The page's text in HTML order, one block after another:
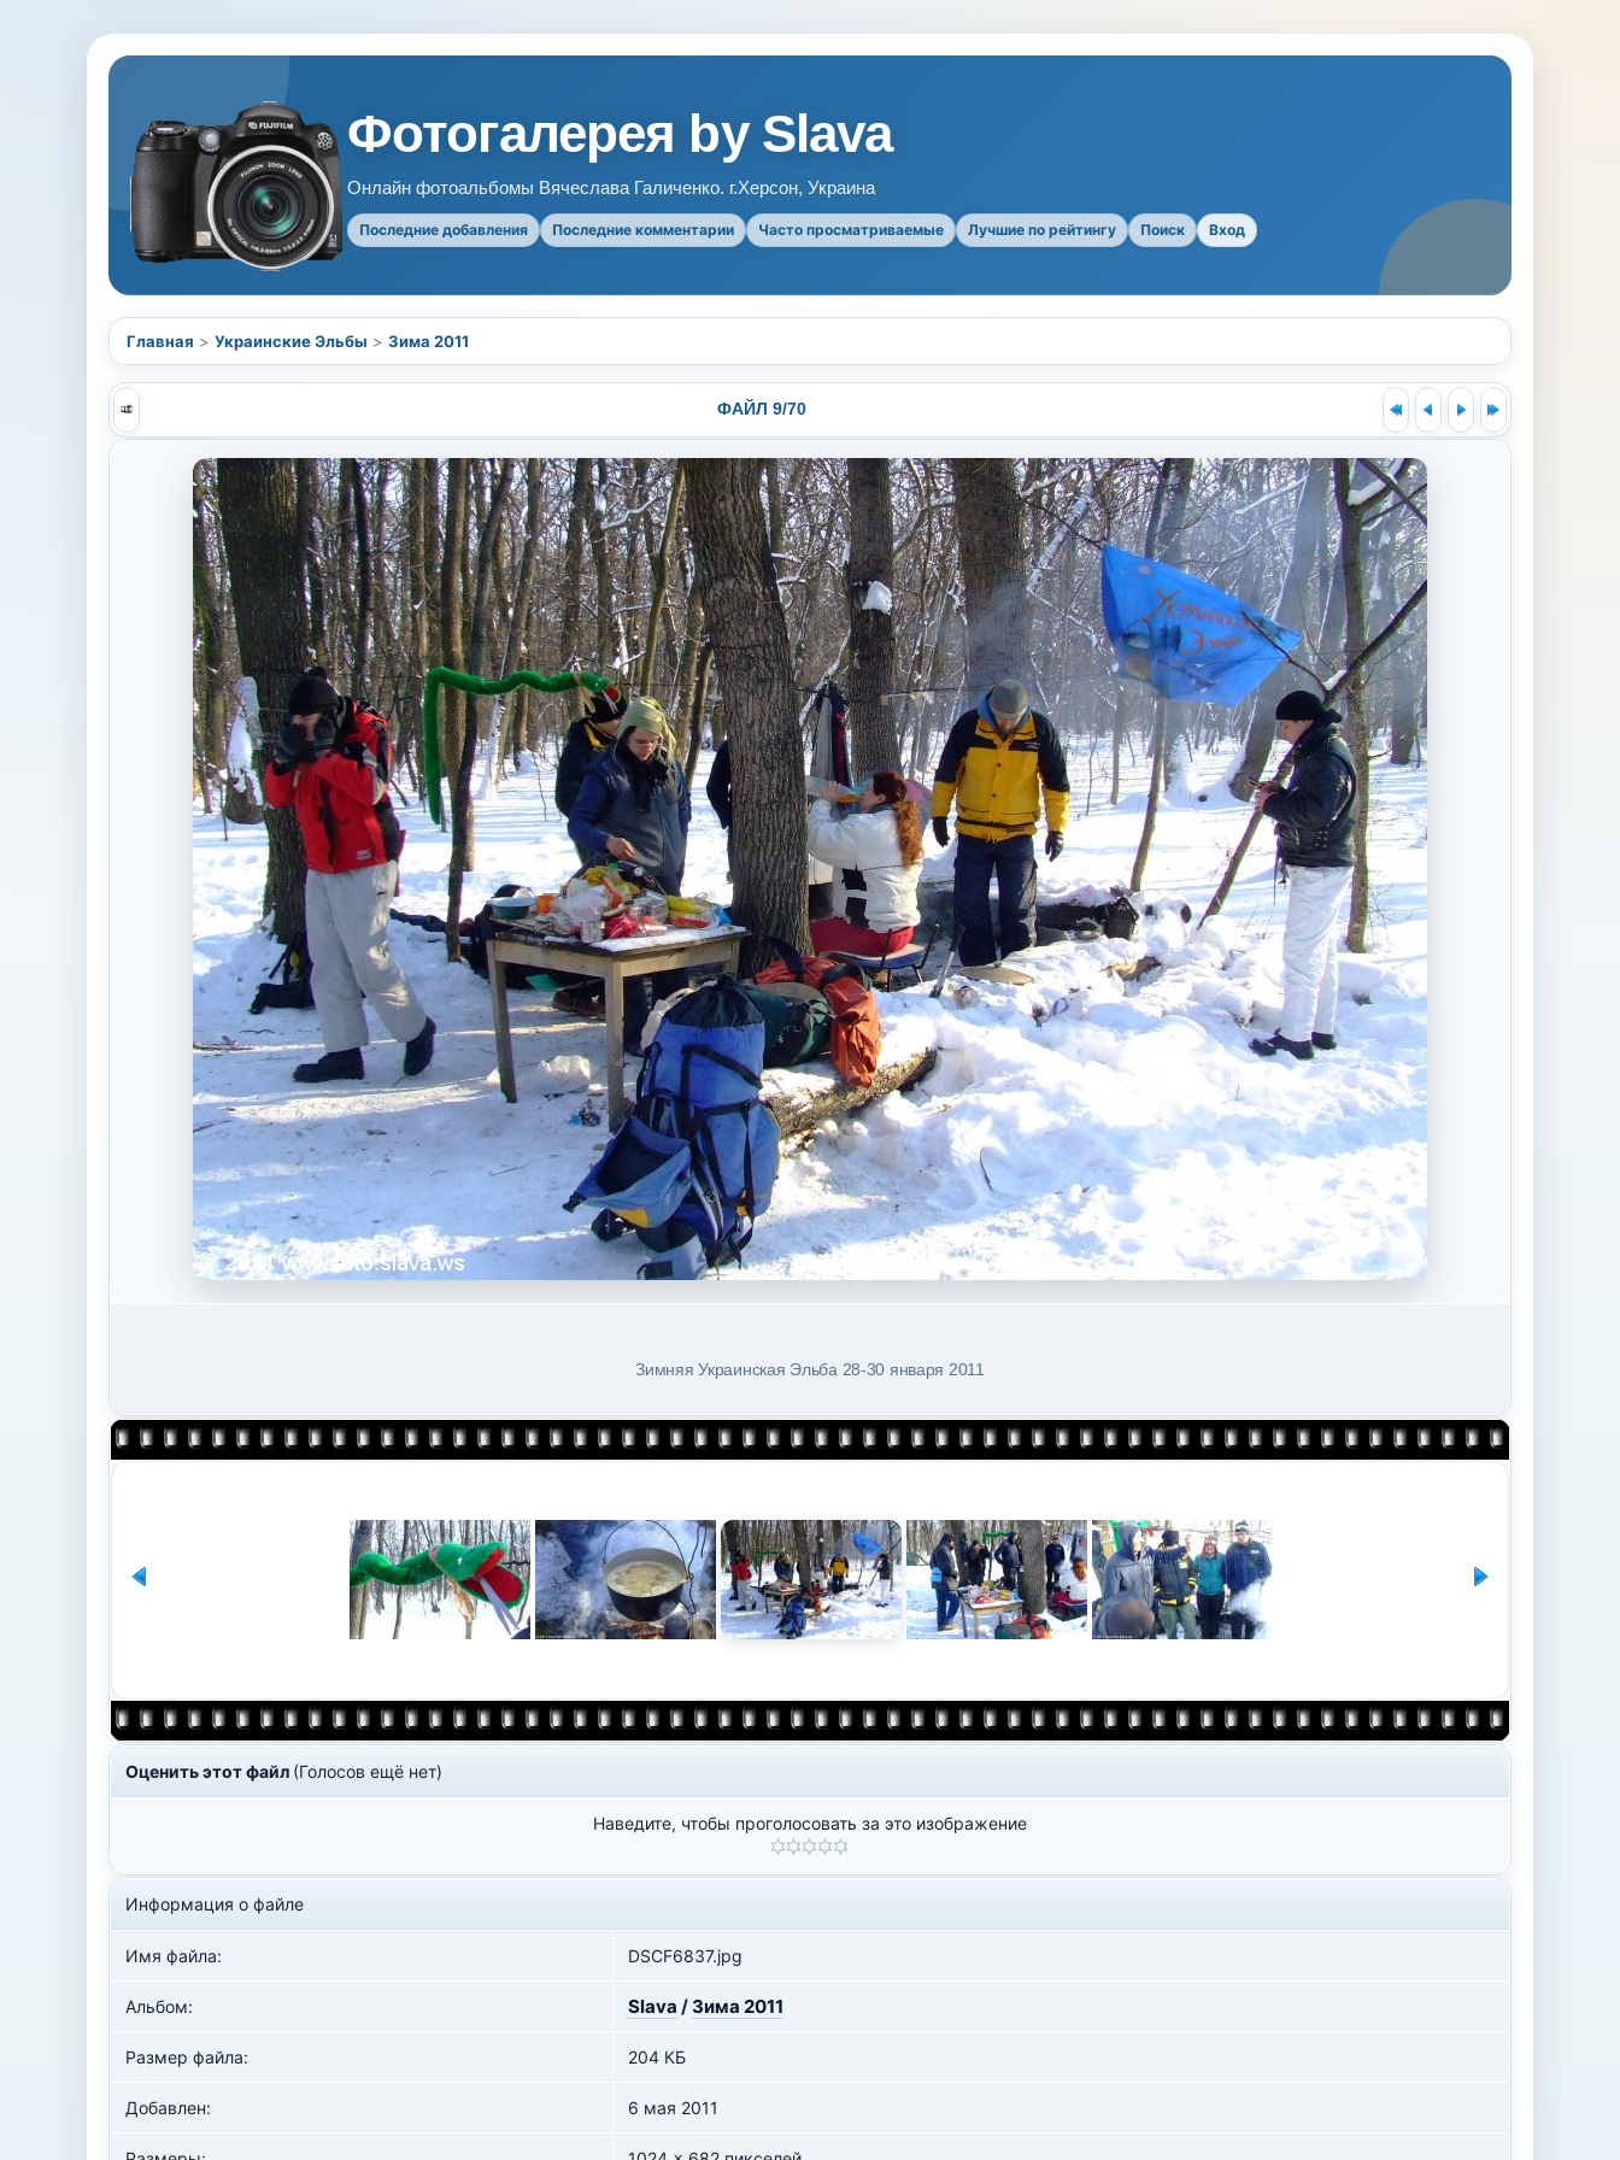
Фотогалерея by Slava
Онлайн фотоальбомы Вячеслава Галиченко. г.Херсон, Украина
Последние добавления Последние комментарии Часто просматриваемые Лучшие по рейтингу Поиск Вход
Главная > Украинские Эльбы > Зима 2011
ФАЙЛ 9/70
Зимняя Украинская Эльба 28-30 января 2011
Оценить этот файл (Голосов ещё нет)
Наведите, чтобы проголосовать за это изображение
Информация о файле
Имя файла: DSCF6837.jpg
Альбом: Slava / Зима 2011
Размер файла: 204 КБ
Добавлен: 6 мая 2011